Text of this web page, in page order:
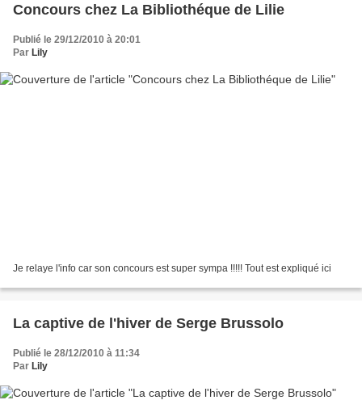
Concours chez La Bibliothéque de Lilie
Publié le 29/12/2010 à 20:01
Par Lily
Je relaye l'info car son concours est super sympa !!!!! Tout est expliqué ici
La captive de l'hiver de Serge Brussolo
Publié le 28/12/2010 à 11:34
Par Lily